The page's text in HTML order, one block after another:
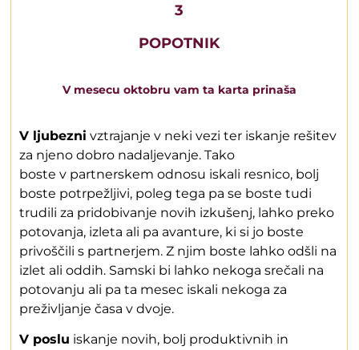
3
POPOTNIK
V mesecu oktobru vam ta karta prinaša
V ljubezni vztrajanje v neki vezi ter iskanje rešitev
za njeno dobro nadaljevanje. Tako
boste v partnerskem odnosu iskali resnico, bolj
boste potrpežljivi, poleg tega pa se boste tudi
trudili za pridobivanje novih izkušenj, lahko preko
potovanja, izleta ali pa avanture, ki si jo boste
privoščili s partnerjem. Z njim boste lahko odšli na
izlet ali oddih. Samski bi lahko nekoga srečali na
potovanju ali pa ta mesec iskali nekoga za
preživljanje časa v dvoje.
V poslu iskanje novih, bolj produktivnih in